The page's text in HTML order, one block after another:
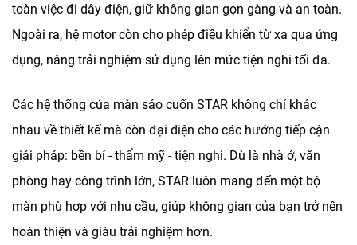
toàn việc đi dây điện, giữ không gian gọn gàng và an toàn.
Ngoài ra, hệ motor còn cho phép điều khiển từ xa qua ứng
dụng, nâng trải nghiệm sử dụng lên mức tiện nghi tối đa.
Các hệ thống của màn sáo cuốn STAR không chỉ khác
nhau về thiết kế mà còn đại diện cho các hướng tiếp cận
giải pháp: bền bỉ - thẩm mỹ - tiện nghi. Dù là nhà ở, văn
phòng hay công trình lớn, STAR luôn mang đến một bộ
màn phù hợp với nhu cầu, giúp không gian của bạn trở nên
hoàn thiện và giàu trải nghiệm hơn.